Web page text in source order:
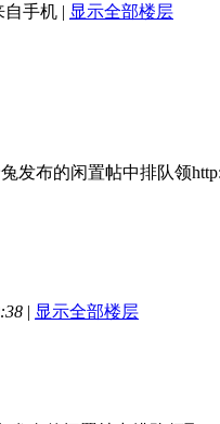
自手机 | 显示全部楼层
布的闲置帖中排队领
| 显示全部楼层